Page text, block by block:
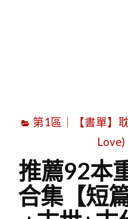
第1區｜【書單】
推薦92本
合集【短